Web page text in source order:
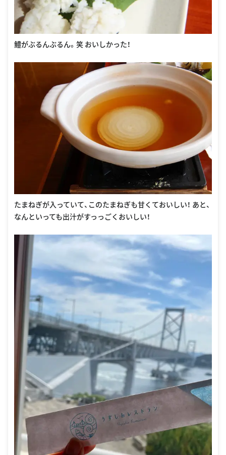
鱧がぶるんぶるん。笑 おいしかった！
たまねぎが入っていて、このたまねぎも甘くておいしい！ あと、
なんといっても出汁がすっっごくおいしい！